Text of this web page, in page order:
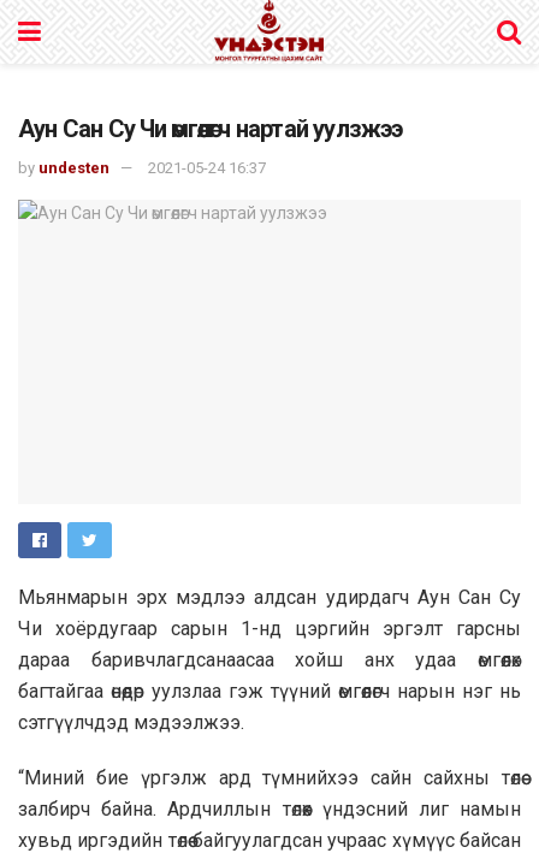
Аун Сан Су Чи өмгөөлөгч нартай уулзжээ
by undesten 2021-05-24 16:37
Мьянмарын эрх мэдлээ алдсан удирдагч Аун Сан Су
Чи хоёрдугаар сарын 1-нд цэргийн эргэлт гарсны
дараа баривчлагдсанаасаа хойш анх удаа өмгөөлөх
багтайгаа өнөөдөр уулзлаа гэж түүний өмгөөлөгч нарын нэг нь
сэтгүүлчдэд мэдээлжээ.
“Миний бие үргэлж ард түмнийхээ сайн сайхны төлөө
залбирч байна. Ардчиллын төлөөх үндэсний лиг намын
хувьд иргэдийн төлөө байгуулагдсан учраас хүмүүс байсан